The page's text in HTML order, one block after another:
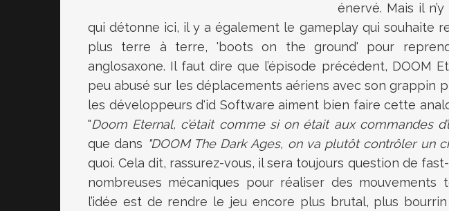
énervé. Mais il
qui détonne ici, il y a également le gameplay qui souhaite
plus terre à terre, 'boots on the ground' pour
anglosaxone. Il faut dire que l’épisode précédent, DOOM
peu abusé sur les déplacements aériens avec son grappin
les développeurs d'id Software aiment bien faire cette
"Doom Eternal, c’était comme si on était aux commandes
que dans "DOOM The Dark Ages, on va plutôt contrôler un
quoi. Cela dit, rassurez-vous, il sera toujours question de
nombreuses mécaniques pour réaliser des mouvements
l’idée est de rendre le jeu encore plus brutal, plus